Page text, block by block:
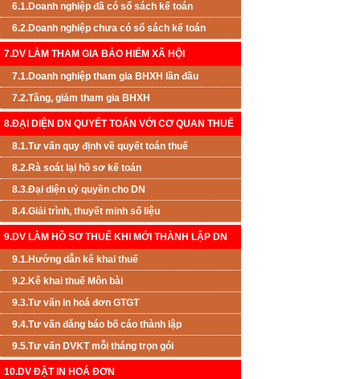
6.1.Doanh nghiệp đã có sổ sách kế toán
6.2.Doanh nghiệp chưa có sổ sách kế toán
7.DV LÀM THAM GIA BẢO HIỂM XÃ HỘI
7.1.Doanh nghiệp tham gia BHXH lần đầu
7.2.Tăng, giảm tham gia BHXH
8.ĐẠI DIỆN DN QUYẾT TOÁN VỚI CƠ QUAN THUẾ
8.1.Tư vấn quy định về quyết toán thuế
8.2.Rà soát lại hồ sơ kế toán
8.3.Đại diện uỷ quyền cho DN
8.4.Giải trình, thuyết minh số liệu
9.DV LÀM HỒ SƠ THUẾ KHI MỚI THÀNH LẬP DN
9.1.Hướng dẫn kê khai thuế
9.2.Kê khai thuế Môn bài
9.3.Tư vấn in hoá đơn GTGT
9.4.Tư vấn đăng báo bố cáo thành lập
9.5.Tư vấn DVKT mỗi tháng trọn gói
10.DV ĐẶT IN HOÁ ĐƠN